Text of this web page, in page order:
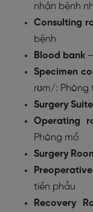
nhận bệnh
Consulting
bệnh
Blood bank –
Specimen
rʊm/: Phòng
Surgery Suite
Operating
Phòng mổ
Surgery
tiền phẫu
Recovery